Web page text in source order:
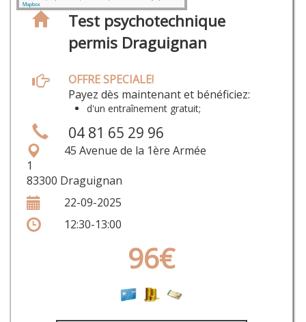
Mapbox
Test psychotechnique
permis Draguignan
OFFRE SPECIALE!
Payez dès maintenant et bénéficiez:
d'un entraînement gratuit;
04 81 65 29 96
45 Avenue de la 1ère Armée
1
83300 Draguignan
22-09-2025
12:30-13:00
96€